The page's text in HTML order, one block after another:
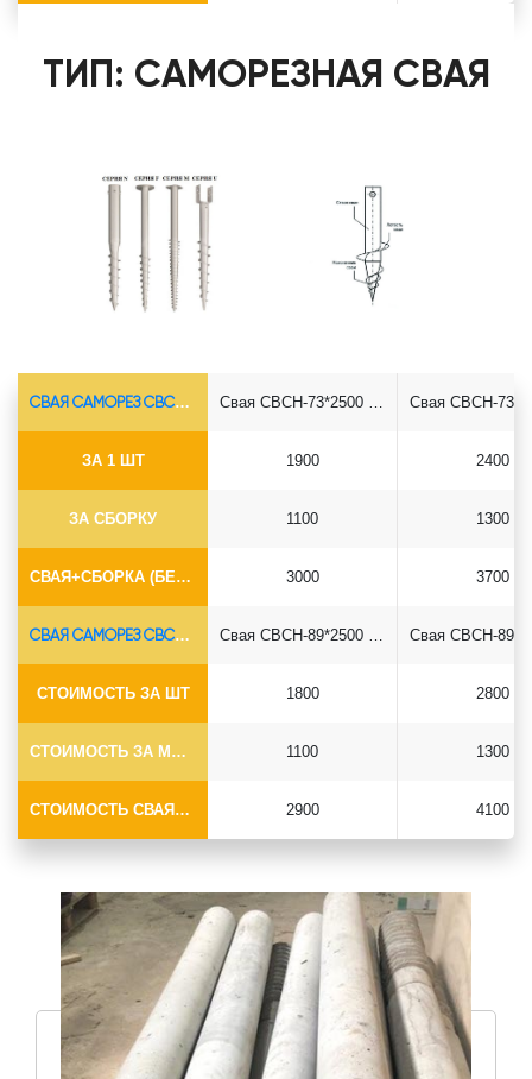
ТИП: САМОРЕЗНАЯ СВАЯ
СВАЯ САМОРЕЗ СВСН-Ø73*5.5
ЗА 1 ШТ
ЗА СБОРКУ
СВАЯ+СБОРКА (БЕЗ ОГОЛОВКА)
1900
1100
3000
2400
1300
3700
СВАЯ САМОРЕЗ СВСН-Ø89*6.5
СТОИМОСТЬ ЗА ШТ
СТОИМОСТЬ ЗА МОНТАЖ
СТОИМОСТЬ СВАЯ+МОНТАЖ (БЕЗ ОГОЛОВКА)
1800
1100
2900
2800
1300
4100